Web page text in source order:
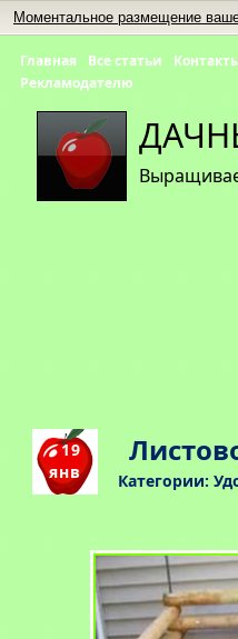
Главная Все статьи
Рекламодателю
19
янв
Категории:
Моментальное размещение